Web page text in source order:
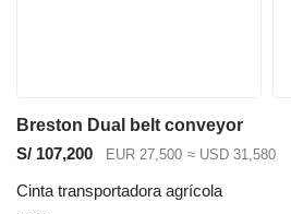
Breston Dual belt conveyor
S/ 107,200
EUR 27,500 ≈ USD 31,580
Cinta transportadora agrícola